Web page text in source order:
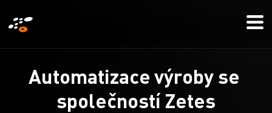
hlavnímu
Automatizace výroby se
společností Zetes